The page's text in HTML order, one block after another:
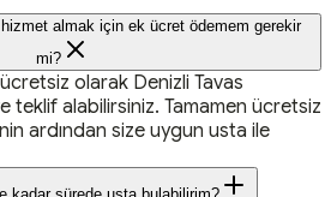
almak için ek ücret ödemem gerekir
mi?
olarak Denizli Tavas
teklif alabilirsiniz. Tamamen ücretsiz
ardından size uygun usta ile